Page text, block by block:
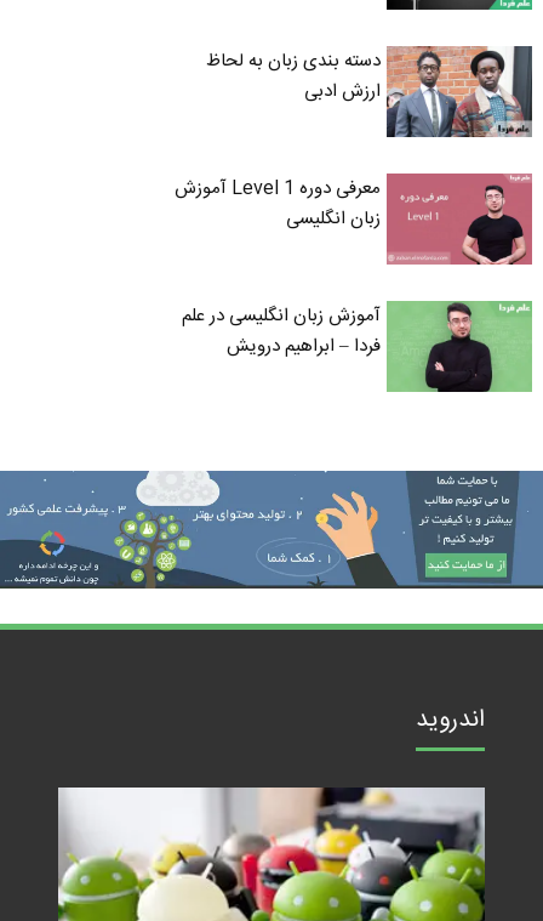
دسته بندی زبان به لحاظ
ارزش ادبی
معرفی دوره Level 1 آموزش
زبان انگلیسی
آموزش زبان انگلیسی در علم
فردا – ابراهیم درویش
اندروید